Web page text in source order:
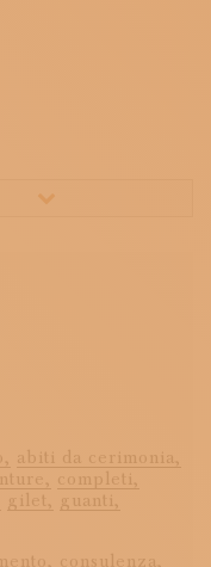
abiti da cerimonia,
completi,
gilet, guanti,
consulenza,